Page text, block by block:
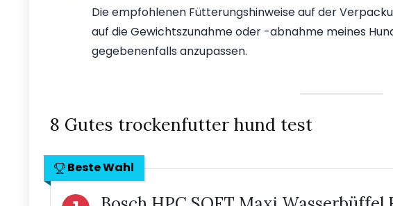
Die empfohlenen Fütterungshinweise auf der
auf die Gewichtszunahme oder -abnahme meines
gegebenenfalls anzupassen.
8 Gutes trockenfutter hund test
Beste Wahl